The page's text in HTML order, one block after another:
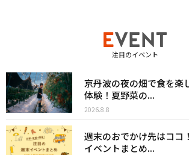
注目のイベント
京丹波の夜の畑で食を楽
体験！夏野菜の...
2026.8.8
週末のおでかけ先はココ
イベントまとめ...